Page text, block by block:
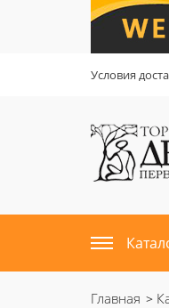
Условия
Главная